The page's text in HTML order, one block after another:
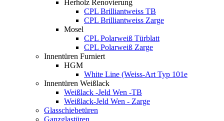
Herholz Renovierung
CPL Brilliantweiss TB
CPL Brilliantweiss Zarge
Mosel
CPL Polarweiß Türblatt
CPL Polarweiß Zarge
Innentüren Furniert
HGM
White Line (Weiss-Art Typ 101e
Innentüren Weißlack
Weißlack -Jeld Wen -TB
Weißlack-Jeld Wen - Zarge
Glasschiebetüren